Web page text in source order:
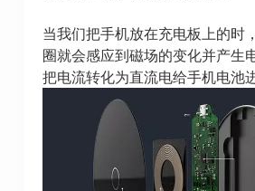
当我们把手机放在充电板上的时
圈就会感应到磁场的变化并产生
把电流转化为直流电给手机电池